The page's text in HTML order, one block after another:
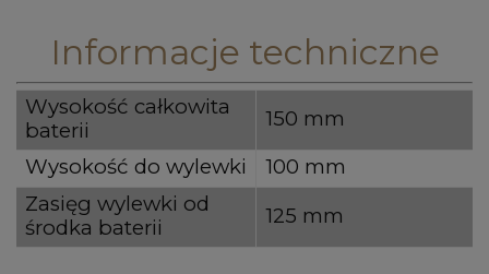
Informacje techniczne
Wysokość całkowita
baterii
150 mm
Wysokość do wylewki
100 mm
Zasięg wylewki od
środka baterii
125 mm